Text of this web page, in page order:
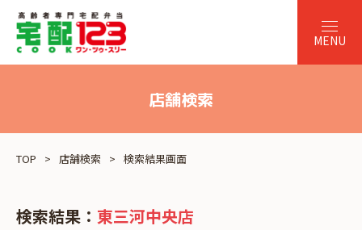
店舗検索
TOP 店舗検索 検索結果画面
検索結果： 東三河中央店